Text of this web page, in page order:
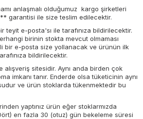
anlaşmalı olduğumuz kargo şirketleri
garantisi ile size teslim edilecektir.
teyit e-posta'sı ile tarafınıza bildirilecektir.
birinin stokta mevcut olmaması
bir e-posta size yollanacak ve ürünün ilk
bildirilecektir.
alışveriş sitesidir. Aynı anda birden çok
imkanı tanır. Enderde olsa tüketicinin aynı
ve ürün stoklarda tükenmektedir bu
yaptınız ürün eğer stoklarmızda
en fazla 30 (otuz) gün bekeleme süresi